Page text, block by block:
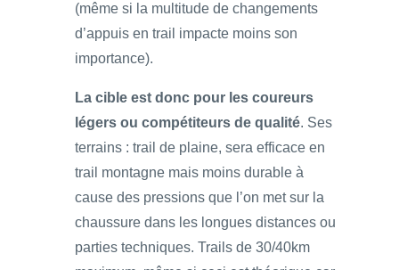
(même si la multitude de changements
d’appuis en trail impacte moins son
importance).
La cible est donc pour les coureurs
légers ou compétiteurs de qualité. Ses
terrains : trail de plaine, sera efficace en
trail montagne mais moins durable à
cause des pressions que l’on met sur la
chaussure dans les longues distances ou
parties techniques. Trails de 30/40km